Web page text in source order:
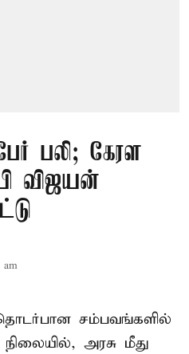
பலி; கேரள
விஜயன்
am
சம்பவங்களில்
அரசு மீது